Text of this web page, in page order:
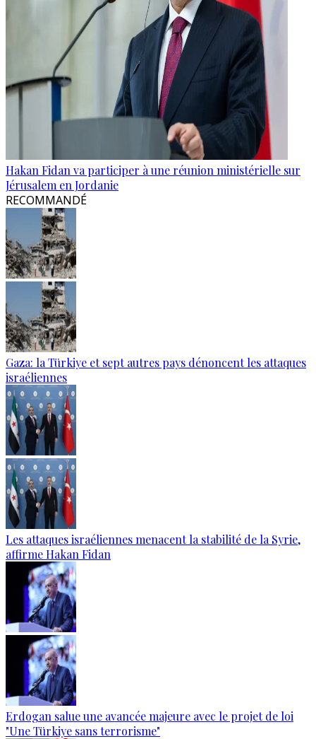
Hakan Fidan va participer à une réunion ministérielle sur
Jérusalem en Jordanie
RECOMMANDÉ
Gaza: la Türkiye et sept autres pays dénoncent les attaques
israéliennes
Les attaques israéliennes menacent la stabilité de la Syrie,
affirme Hakan Fidan
Erdogan salue une avancée majeure avec le projet de loi
"Une Türkiye sans terrorisme"